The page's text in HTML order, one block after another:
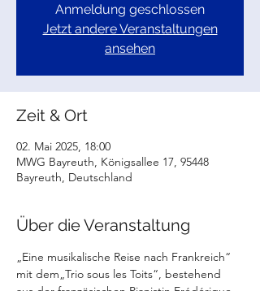
Anmeldung geschlossen
Jetzt andere Veranstaltungen
ansehen
Zeit & Ort
02. Mai 2025, 18:00
MWG Bayreuth, Königsallee 17, 95448
Bayreuth, Deutschland
Über die Veranstaltung
„Eine musikalische Reise nach Frankreich“
mit dem„Trio sous les Toits“, bestehend